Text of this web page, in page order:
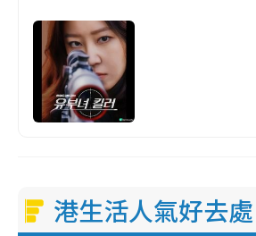
港生活人氣好去處